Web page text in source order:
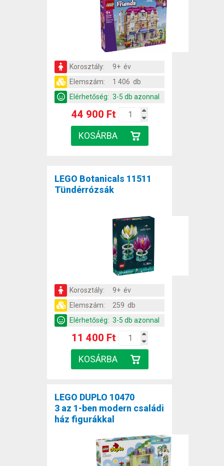
Korosztály:
9+ év
Elemszám:
1 406 db
Elérhetőség: 3-5 db azonnal
44 900 Ft
LEGO Botanicals 11511
Tündérrózsák
Korosztály:
9+ év
Elemszám:
259 db
Elérhetőség: 3-5 db azonnal
11 400 Ft
LEGO DUPLO 10470
3 az 1-ben modern családi
ház figurákkal